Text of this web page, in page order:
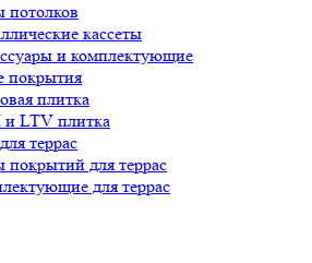
потолков
кассеты
и комплектующие
покрытия
плитка
LTV плитка
террас
для террас
для террас